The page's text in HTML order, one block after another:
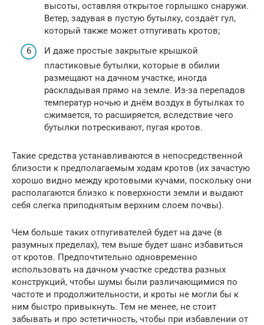
высоты, оставляя открытое горлышко снаружи.
Ветер, задувая в пустую бутылку, создаёт гул,
который также может отпугивать кротов;
И даже простые закрытые крышкой
пластиковые бутылки, которые в обилии
размещают на дачном участке, иногда
раскладывая прямо на земле. Из-за перепадов
температур ночью и днём воздух в бутылках то
сжимается, то расширяется, вследствие чего
бутылки потрескивают, пугая кротов.
Такие средства устанавливаются в непосредственной
близости к предполагаемым ходам кротов (их зачастую
хорошо видно между кротовыми кучами, поскольку они
располагаются близко к поверхности земли и выдают
себя слегка приподнятым верхним слоем почвы).
Чем больше таких отпугивателей будет на даче (в
разумных пределах), тем выше будет шанс избавиться
от кротов. Предпочтительно одновременно
использовать на дачном участке средства разных
конструкций, чтобы шумы были различающимися по
частоте и продолжительности, и кроты не могли бы к
ним быстро привыкнуть. Тем не менее, не стоит
забывать и про эстетичность, чтобы при избавлении от